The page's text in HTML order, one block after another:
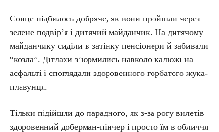
Сонце підбилось добряче, як вони пройшли через
зелене подвір’я і дитячий майданчик. На дитячому
майданчику сиділи в затінку пенсіонери й забивали
“козла”. Дітлахи з’юрмились навколо калюжі на
асфальті і споглядали здоровенного горбатого жука-
плавунця.
Тільки підійшли до парадного, як з-за рогу вилетів
здоровенний доберман-пінчер і просто їм в обличчя